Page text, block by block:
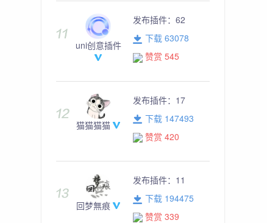
uni创意插件
发布插件： 62
下载 63078
赞赏 545
猫猫猫猫
发布插件： 17
下载 147493
赞赏 420
回梦無痕
发布插件： 11
下载 194475
赞赏 339